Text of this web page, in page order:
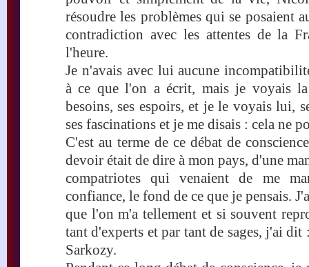
résoudre les problèmes qui se posaient
contradiction avec les attentes de la
l'heure.
Je n'avais avec lui aucune
à ce que l'on a écrit, mais je voyais la
besoins, ses espoirs, et je le voyais lui,
ses fascinations et je me disais : cela ne
C'est au terme de ce débat de
devoir était de dire à mon pays, d'une
compatriotes qui venaient de me
confiance, le fond de ce que je pensais.
que l'on m'a tellement et si souvent
tant d'experts et par tant de sages, j'ai dit
Sarkozy.